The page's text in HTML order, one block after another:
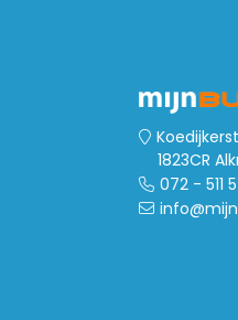
1823CR
072 - 511